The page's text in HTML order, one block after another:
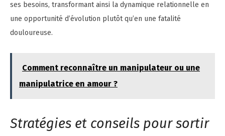
ses besoins, transformant ainsi la dynamique relationnelle en
une opportunité d’évolution plutôt qu’en une fatalité
douloureuse.
Comment reconnaître un manipulateur ou une
manipulatrice en amour ?
Stratégies et conseils pour sortir